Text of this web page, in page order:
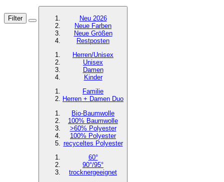
Filter
Neu 2026
Neue Farben
Neue Größen
Restposten
Herren/Unisex
Unisex
Damen
Kinder
Familie
Herren + Damen Duo
Bio-Baumwolle
100% Baumwolle
>60% Polyester
100% Polyester
recyceltes Polyester
60°
90°/95°
trocknergeeignet